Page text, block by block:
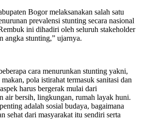
Bogor melaksanakan salah satu
prevalensi stunting secara nasional
ini dihadiri oleh seluruh stakeholder
angka stunting,” ujarnya.
cara menurunkan stunting yakni,
pola istirahat termasuk sanitasi dan
harus bergerak mulai dari
air bersih, lingkungan, rumah layak huni.
adalah sosial budaya, bagaimana
sehat dari masyarakat itu sendiri serta